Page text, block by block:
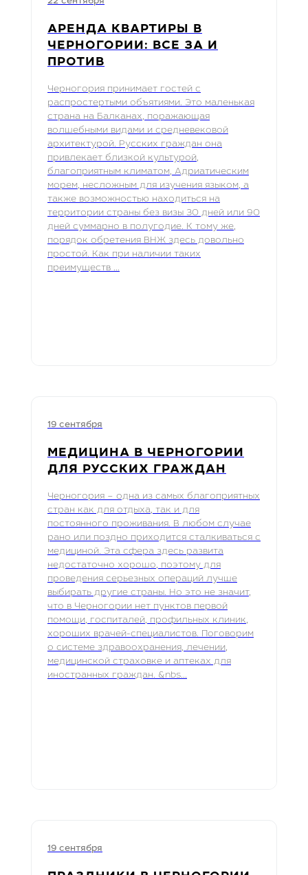
АРЕНДА КВАРТИРЫ В
ЧЕРНОГОРИИ: ВСЕ ЗА И
ПРОТИВ
Черногория принимает гостей с
распростертыми объятиями. Это маленькая
страна на Балканах, поражающая
волшебными видами и средневековой
архитектурой. Русских граждан она
привлекает близкой культурой,
благоприятным климатом, Адриатическим
морем, несложным для изучения языком, а
также возможностью находиться на
территории страны без визы 30 дней или 90
дней суммарно в полугодие. К тому же,
порядок обретения ВНЖ здесь довольно
простой. Как при наличии таких
преимуществ ...
19 сентября
МЕДИЦИНА В ЧЕРНОГОРИИ
ДЛЯ РУССКИХ ГРАЖДАН
Черногория – одна из самых благоприятных
стран как для отдыха, так и для
постоянного проживания. В любом случае
рано или поздно приходится сталкиваться с
медициной. Эта сфера здесь развита
недостаточно хорошо, поэтому для
проведения серьезных операций лучше
выбирать другие страны. Но это не значит,
что в Черногории нет пунктов первой
помощи, госпиталей, профильных клиник,
хороших врачей-специалистов. Поговорим
о системе здравоохранения, лечении,
медицинской страховке и аптеках для
иностранных граждан. &nbs...
19 сентября